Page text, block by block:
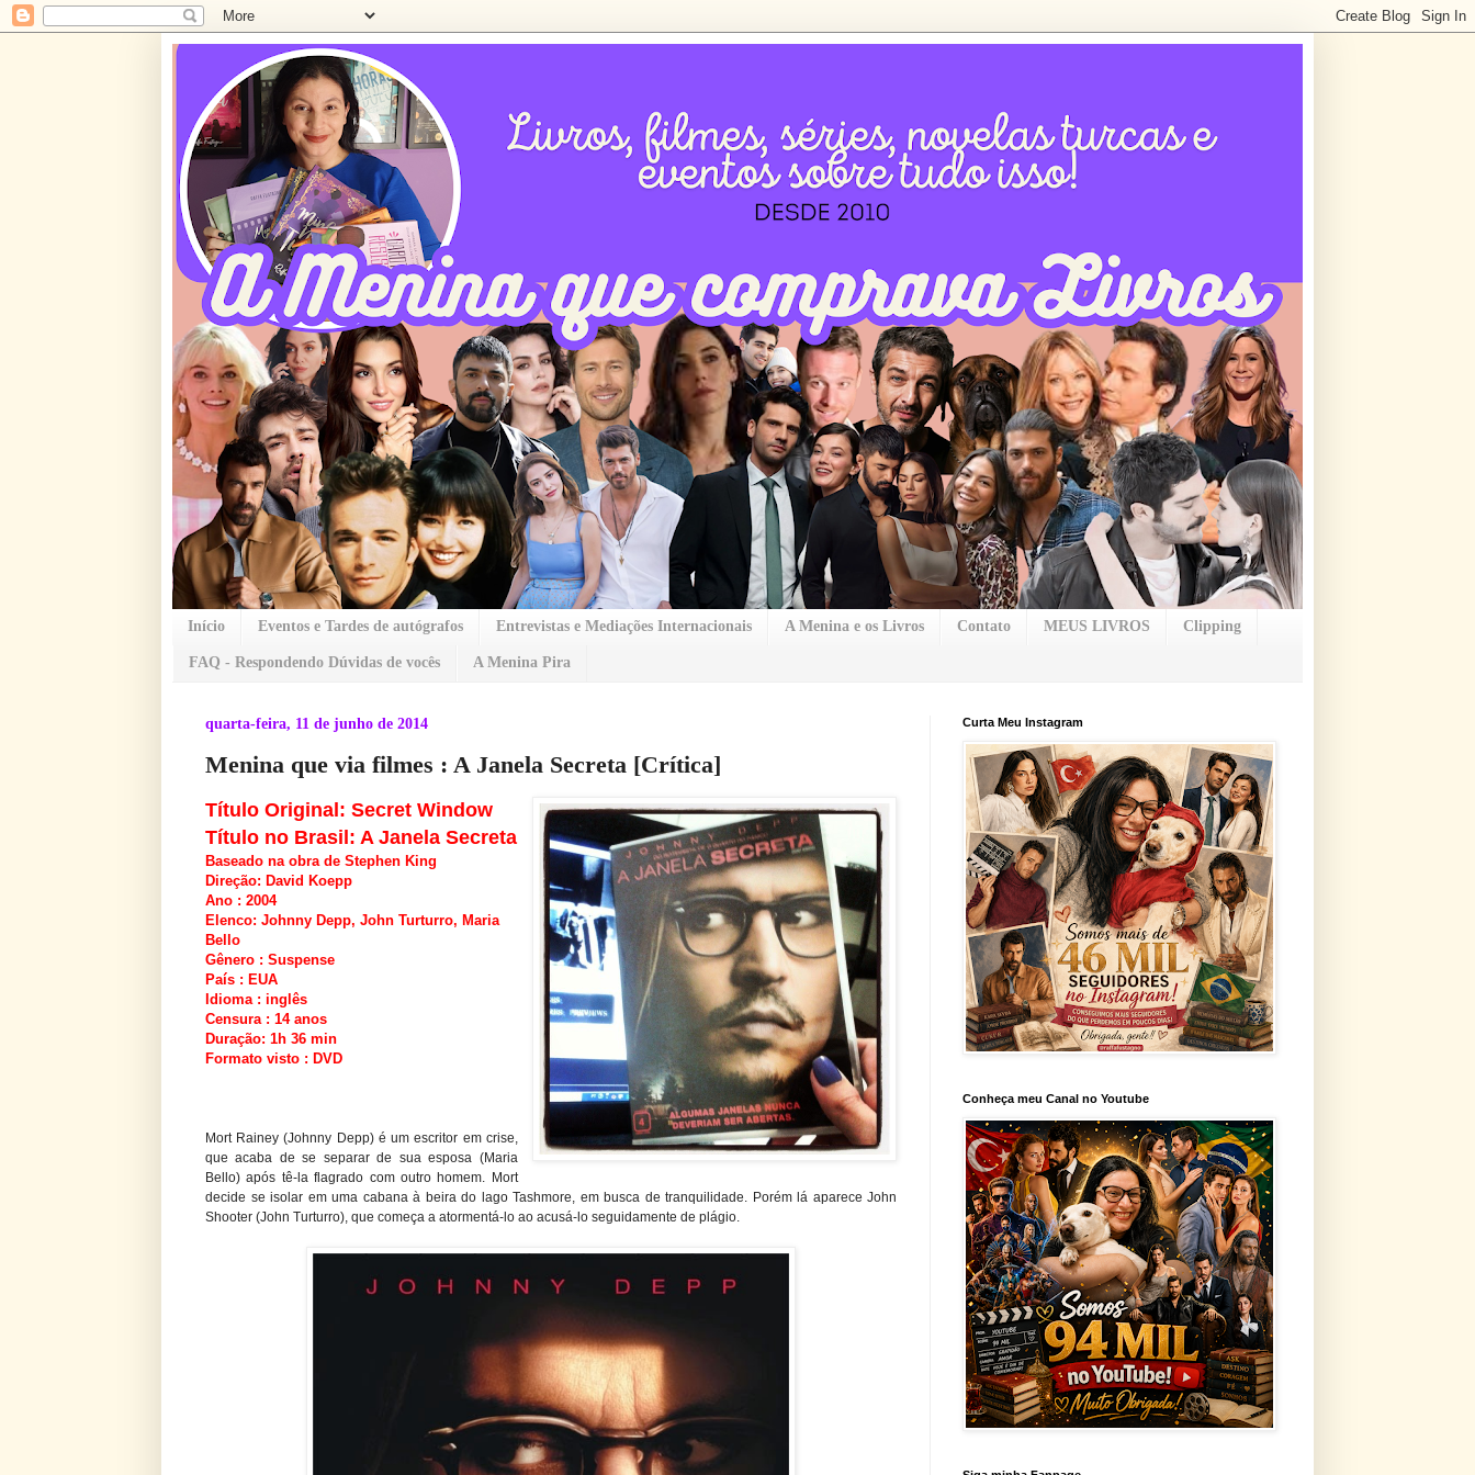
Início Eventos e Tardes de autógrafos Entrevistas e Mediações Internacionais A Menina e os Livros Contato MEUS LIVROS Clipping
FAQ - Respondendo Dúvidas de vocês A Menina Pira
quarta-feira, 11 de junho de 2014
Menina que via filmes : A Janela Secreta [Crítica]
Título Original: Secret Window
Título no Brasil: A Janela Secreta
Baseado na obra de Stephen King
Direção: David Koepp
Ano : 2004
Elenco: Johnny Depp, John Turturro, Maria
Bello
Gênero : Suspense
País : EUA
Idioma : inglês
Censura : 14 anos
Duração: 1h 36 min
Formato visto : DVD
Mort Rainey (Johnny Depp) é um escritor em crise,
que acaba de se separar de sua esposa (Maria
Bello) após tê-la flagrado com outro homem. Mort
decide se isolar em uma cabana à beira do lago Tashmore, em busca de tranquilidade. Porém lá aparece John
Shooter (John Turturro), que começa a atormentá-lo ao acusá-lo seguidamente de plágio.
Curta Meu Instagram
Conheça meu Canal no Youtube